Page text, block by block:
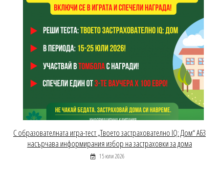
С образователната игра-тест „Твоето застрахователно IQ: Дом“ АБЗ
насърчава информирания избор на застраховки за дома
15 юли 2026